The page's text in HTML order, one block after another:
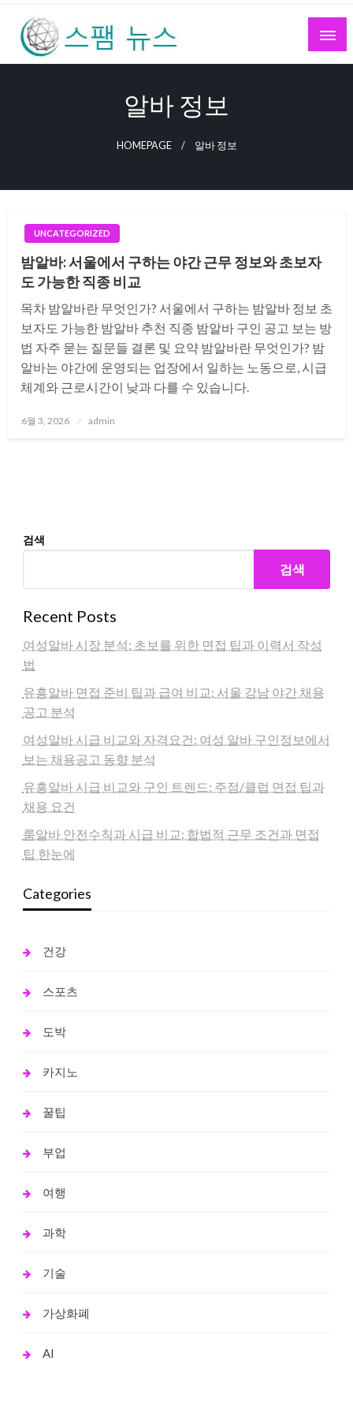
Skip
content
알바 정보
HOMEPAGE 알바 정보
UNCATEGORIZED
밤알바: 서울에서 구하는 야간 근무 정보와 초보자
도 가능한 직종 비교
목차 밤알바란 무엇인가? 서울에서 구하는 밤알바 정보 초
보자도 가능한 밤알바 추천 직종 밤알바 구인 공고 보는 방
법 자주 묻는 질문들 결론 및 요약 밤알바란 무엇인가? 밤
알바는 야간에 운영되는 업장에서 일하는 노동으로, 시급
체계와 근로시간이 낮과 다를 수 있습니다.
Posted
6월 3, 2026 admin
검색
검색
Recent Posts
여성알바 시장 분석: 초보를 위한 면접 팁과 이력서 작성
법
유흥알바 면접 준비 팁과 급여 비교: 서울 강남 야간 채용
공고 분석
여성알바 시급 비교와 자격요건: 여성 알바 구인정보에서
보는 채용공고 동향 분석
유흥알바 시급 비교와 구인 트렌드: 주점/클럽 면접 팁과
채용 요건
룸알바 안전수칙과 시급 비교: 합법적 근무 조건과 면접
팁 한눈에
Categories
건강
스포츠
도박
카지노
꿀팁
부업
여행
과학
기술
가상화폐
AI